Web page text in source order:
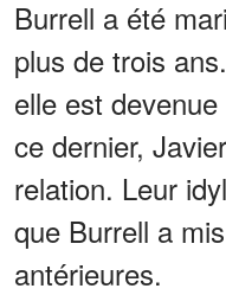
Burrell a été
plus de trois
elle est
ce dernier,
relation. Leur
que Burrell a
antérieures.